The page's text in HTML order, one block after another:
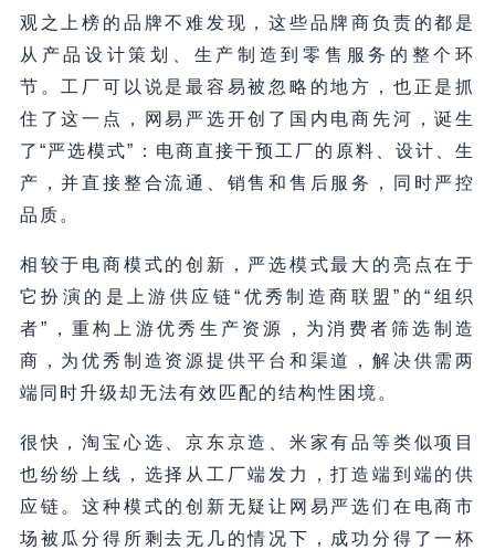
观之上榜的品牌不难发现，这些品牌商负责的都是
从产品设计策划、生产制造到零售服务的整个环
节。工厂可以说是最容易被忽略的地方，也正是抓
住了这一点，网易严选开创了国内电商先河，诞生
了“严选模式”：电商直接干预工厂的原料、设计、生
产，并直接整合流通、销售和售后服务，同时严控
品质。
相较于电商模式的创新，严选模式最大的亮点在于
它扮演的是上游供应链“优秀制造商联盟”的“组织
者”，重构上游优秀生产资源，为消费者筛选制造
商，为优秀制造资源提供平台和渠道，解决供需两
端同时升级却无法有效匹配的结构性困境。
很快，淘宝心选、京东京造、米家有品等类似项目
也纷纷上线，选择从工厂端发力，打造端到端的供
应链。这种模式的创新无疑让网易严选们在电商市
场被瓜分得所剩去无几的情况下，成功分得了一杯